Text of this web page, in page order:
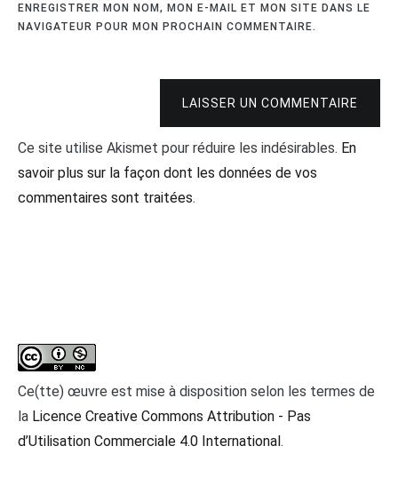
ENREGISTRER MON NOM, MON E-MAIL ET MON SITE DANS LE
NAVIGATEUR POUR MON PROCHAIN COMMENTAIRE.
LAISSER UN COMMENTAIRE
Ce site utilise Akismet pour réduire les indésirables. En
savoir plus sur la façon dont les données de vos
commentaires sont traitées.
Ce(tte) œuvre est mise à disposition selon les termes de
la Licence Creative Commons Attribution - Pas
d’Utilisation Commerciale 4.0 International.